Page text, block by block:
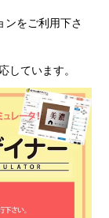
ンをご利用下さ
しています。